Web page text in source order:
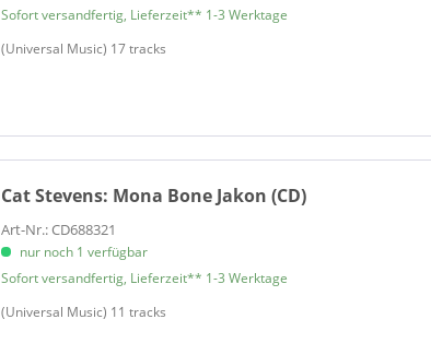
Association, The
Atlantis
Aunt Nelly
Bachman Turner Overdrive
Sofort versandfertig, Lieferzeit** 1-3 Werktage
(Universal Music) 17 tracks
Cat Stevens: Mona Bone Jakon (CD)
Art-Nr.: CD688321
nur noch 1 verfügbar
Sofort versandfertig, Lieferzeit** 1-3 Werktage
(Universal Music) 11 tracks